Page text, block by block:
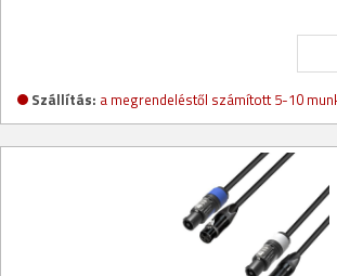
Szállítás: a megrendeléstől számított 5-10